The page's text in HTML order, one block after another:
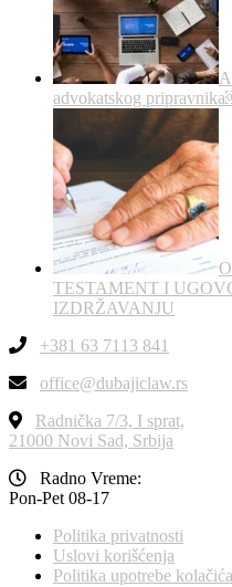
advokatskog
TESTAMENT I
IZDRŽAVANJU
+381 63 7113 841
office@dubajiclaw.rs
Radnička 7/3, I sprat,
21000 Novi Sad, Srbija
Radno Vreme:
Pon-Pet 08-17
Politika privatnosti
Uslovi korišćenja
Politika upotrebe kolačića